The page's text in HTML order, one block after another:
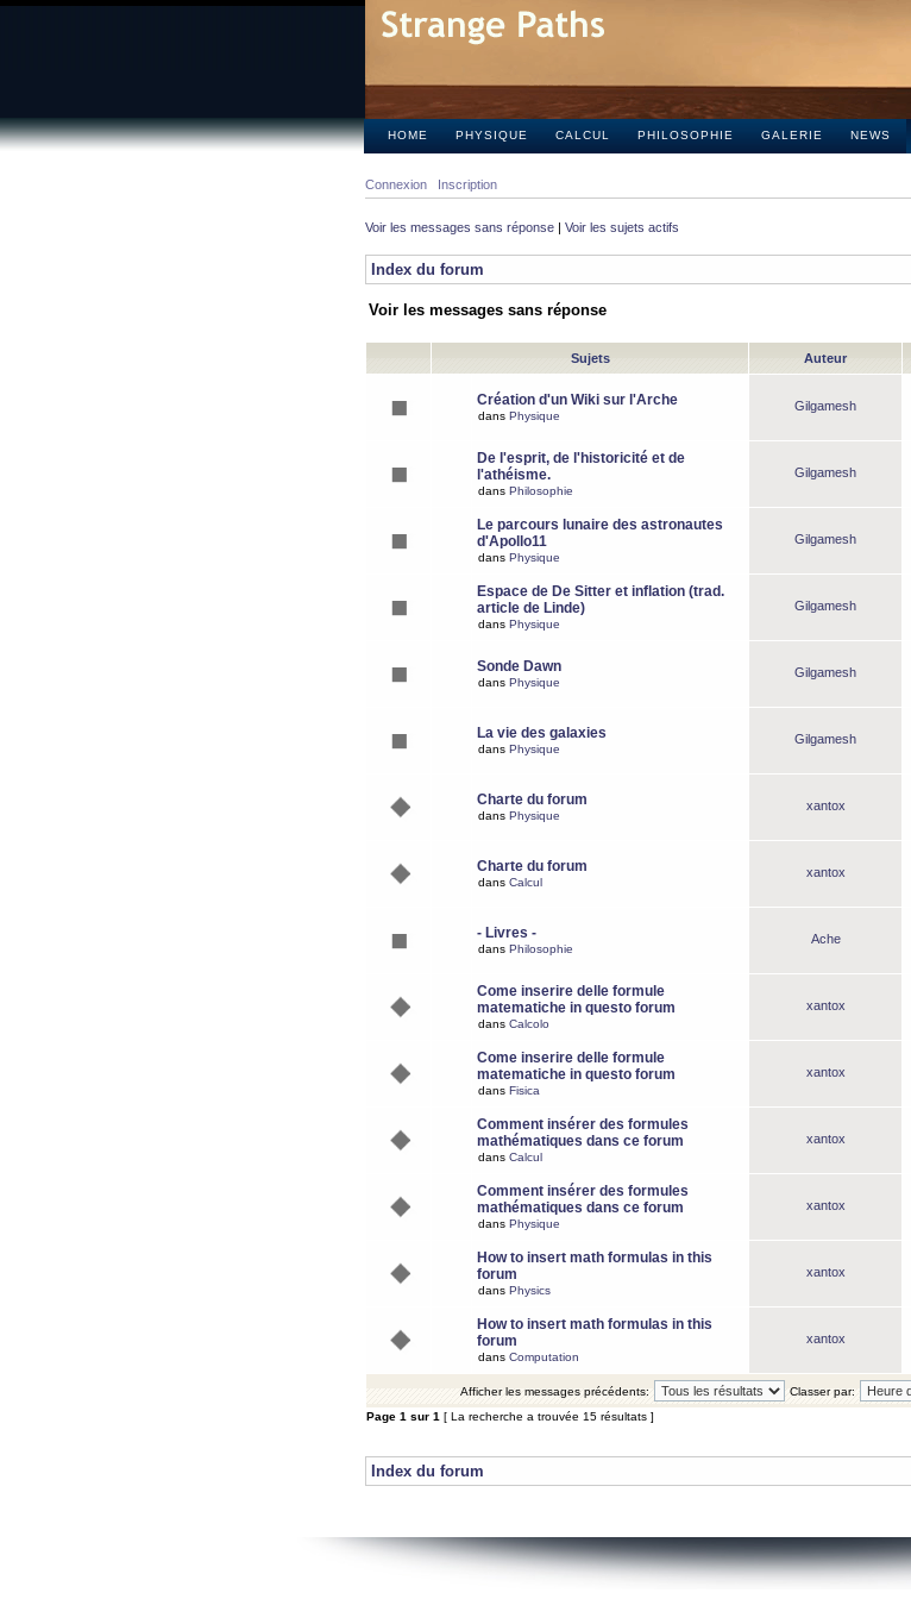
HOME PHYSIQUE CALCUL PHILOSOPHIE GALERIE NEWS
Connexion Inscription
Voir les messages sans réponse | Voir les sujets actifs
Index du forum
Voir les messages sans réponse
Sujets Auteur
Création d'un Wiki sur l'Arche
dans Physique
Gilgamesh
De l'esprit, de l'historicité et de
l'athéisme.
dans Philosophie
Gilgamesh
Le parcours lunaire des astronautes
d'Apollo11
dans Physique
Gilgamesh
Espace de De Sitter et inflation (trad.
article de Linde)
dans Physique
Gilgamesh
Sonde Dawn
dans Physique
Gilgamesh
La vie des galaxies
dans Physique
Gilgamesh
Charte du forum
dans Physique
xantox
Charte du forum
dans Calcul
xantox
- Livres -
dans Philosophie
Ache
Come inserire delle formule
matematiche in questo forum
dans Calcolo
xantox
Come inserire delle formule
matematiche in questo forum
dans Fisica
xantox
Comment insérer des formules
mathématiques dans ce forum
dans Calcul
xantox
Comment insérer des formules
mathématiques dans ce forum
dans Physique
xantox
How to insert math formulas in this
forum
dans Physics
xantox
How to insert math formulas in this
forum
dans Computation
xantox
Afficher les messages précédents:
Classer par:
Page 1 sur 1 [ La recherche a trouvée 15 résultats ]
Index du forum